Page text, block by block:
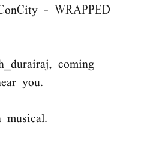
- WRAPPED
, coming
you.
musical.